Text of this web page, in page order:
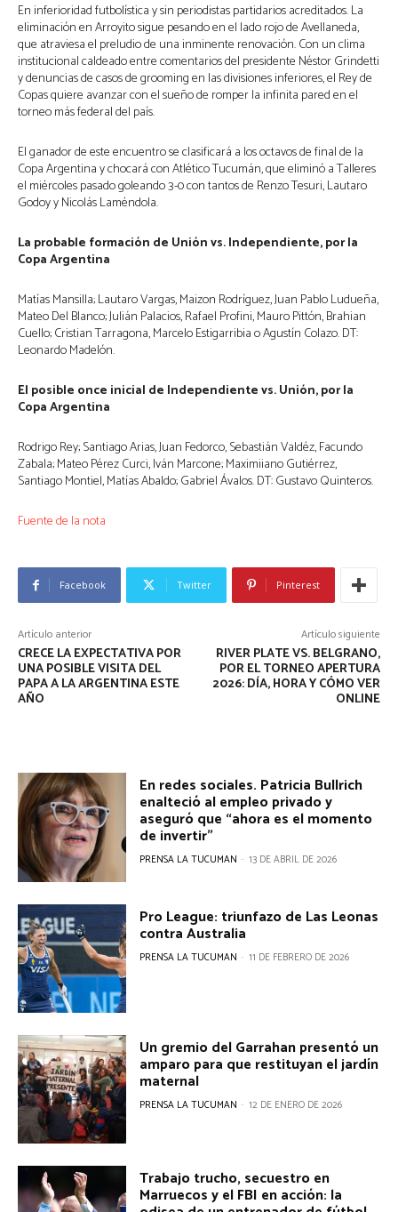
En inferioridad futbolística y sin periodistas partidarios acreditados. La
eliminación en Arroyito sigue pesando en el lado rojo de Avellaneda,
que atraviesa el preludio de una inminente renovación. Con un clima
institucional caldeado entre comentarios del presidente Néstor Grindetti
y denuncias de casos de grooming en las divisiones inferiores, el Rey de
Copas quiere avanzar con el sueño de romper la infinita pared en el
torneo más federal del país.
El ganador de este encuentro se clasificará a los octavos de final de la
Copa Argentina y chocará con Atlético Tucumán, que eliminó a Talleres
el miércoles pasado goleando 3-0 con tantos de Renzo Tesuri, Lautaro
Godoy y Nicolás Laméndola.
La probable formación de Unión vs. Independiente, por la
Copa Argentina
Matías Mansilla; Lautaro Vargas, Maizon Rodríguez, Juan Pablo Ludueña,
Mateo Del Blanco; Julián Palacios, Rafael Profini, Mauro Pittón, Brahian
Cuello; Cristian Tarragona, Marcelo Estigarribia o Agustín Colazo. DT:
Leonardo Madelón.
El posible once inicial de Independiente vs. Unión, por la
Copa Argentina
Rodrigo Rey; Santiago Arias, Juan Fedorco, Sebastián Valdéz, Facundo
Zabala; Mateo Pérez Curci, Iván Marcone; Maximiiano Gutiérrez,
Santiago Montiel, Matías Abaldo; Gabriel Ávalos. DT: Gustavo Quinteros.
Fuente de la nota
Facebook Twitter Pinterest
Artículo anterior
CRECE LA EXPECTATIVA POR
UNA POSIBLE VISITA DEL
PAPA A LA ARGENTINA ESTE
AÑO
Artículo siguiente
RIVER PLATE VS. BELGRANO,
POR EL TORNEO APERTURA
2026: DÍA, HORA Y CÓMO VER
ONLINE
En redes sociales. Patricia Bullrich
enalteció al empleo privado y
aseguró que “ahora es el momento
de invertir”
PRENSA LA TUCUMAN - 13 DE ABRIL DE 2026
Pro League: triunfazo de Las Leonas
contra Australia
PRENSA LA TUCUMAN - 11 DE FEBRERO DE 2026
Un gremio del Garrahan presentó un
amparo para que restituyan el jardín
maternal
PRENSA LA TUCUMAN - 12 DE ENERO DE 2026
Trabajo trucho, secuestro en
Marruecos y el FBI en acción: la